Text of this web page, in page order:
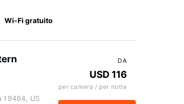
Wi-Fi gratuito
19464, US
DA
USD 116
per camera / per notte